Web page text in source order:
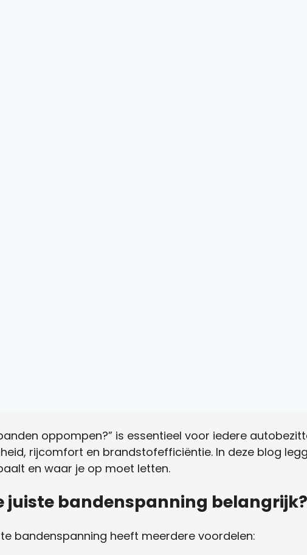
oppompen?” is essentieel voor iedere
rijcomfort en brandstofefficiëntie. In deze blog
en waar je op moet letten.
juiste bandenspanning belangrijk?
bandenspanning heeft meerdere voordelen: